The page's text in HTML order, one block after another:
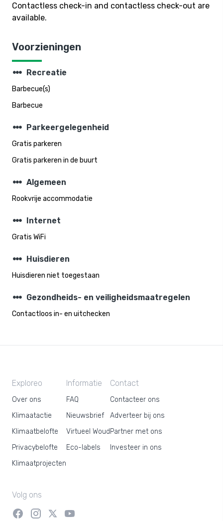
Contactless check-in and contactless check-out are
available.
Voorzieningen
steppers Recreatie
Barbecue(s)
Barbecue
steppers Parkeergelegenheid
Gratis parkeren
Gratis parkeren in de buurt
steppers Algemeen
Rookvrije accommodatie
steppers Internet
Gratis WiFi
steppers Huisdieren
Huisdieren niet toegestaan
steppers Gezondheids- en veiligheidsmaatregelen
Contactloos in- en uitchecken
Exploreo
Over ons
Klimaatactie
Klimaatbelofte
Privacybelofte
Klimaatprojecten
Informatie
FAQ
Nieuwsbrief
Virtueel Woud
Eco-labels
Contact
Contacteer ons
Adverteer bij ons
Partner met ons
Investeer in ons
Volg ons